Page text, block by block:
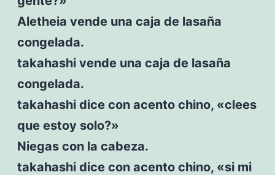
Aletheia vende una caja de lasaña
congelada.
takahashi vende una caja de lasaña
congelada.
takahashi dice con acento chino, «clees
que estoy solo?»
Niegas con la cabeza.
takahashi dice con acento chino, «si mi